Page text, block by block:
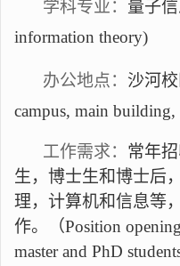
学科专业： 量子
information theory)
办公地点： 沙河校
campus, main
工作需求： 常年
生，博士生和博士后，
理， 计算机和信息等，
作。（Position
master and PhD